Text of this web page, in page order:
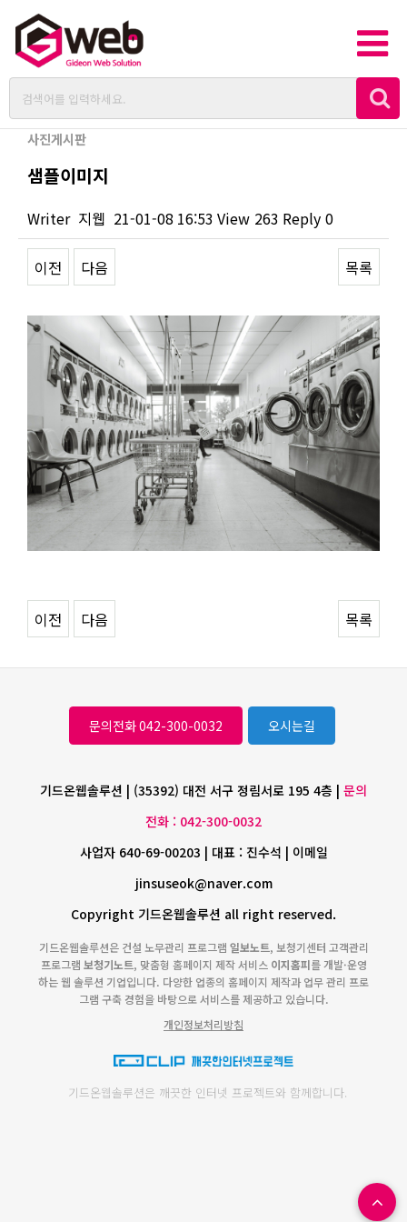
사진게시판
샘플이미지
Writer 지웹 21-01-08 16:53 View 263 Reply 0
이전 다음 목록
Content
이전 다음 목록
문의전화 042-300-0032 오시는길
기드온웹솔루션 | (35392) 대전 서구 정림서로 195 4층 | 문의
전화 : 042-300-0032
사업자 640-69-00203 | 대표 : 진수석 | 이메일
jinsuseok@naver.com
Copyright 기드온웹솔루션 all right reserved.
기드온웹솔루션은 건설 노무관리 프로그램 일보노트, 보청기센터 고객관리
프로그램 보청기노트, 맞춤형 홈페이지 제작 서비스 이지홈피를 개발·운영
하는 웹 솔루션 기업입니다. 다양한 업종의 홈페이지 제작과 업무 관리 프로
그램 구축 경험을 바탕으로 서비스를 제공하고 있습니다.
개인정보처리방침
기드온웹솔루션은 깨끗한 인터넷 프로젝트와 함께합니다.